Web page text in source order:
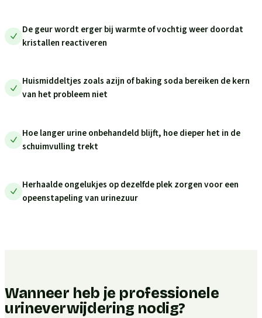
De geur wordt erger bij warmte of vochtig weer doordat
kristallen reactiveren
Huismiddeltjes zoals azijn of baking soda bereiken de kern
van het probleem niet
Hoe langer urine onbehandeld blijft, hoe dieper het in de
schuimvulling trekt
Herhaalde ongelukjes op dezelfde plek zorgen voor een
opeenstapeling van urinezuur
Wanneer heb je professionele
urineverwijdering nodig?